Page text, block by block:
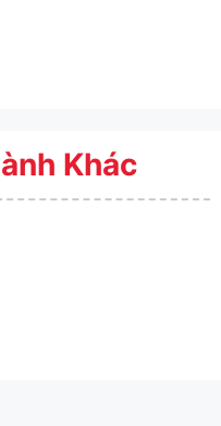
Khác